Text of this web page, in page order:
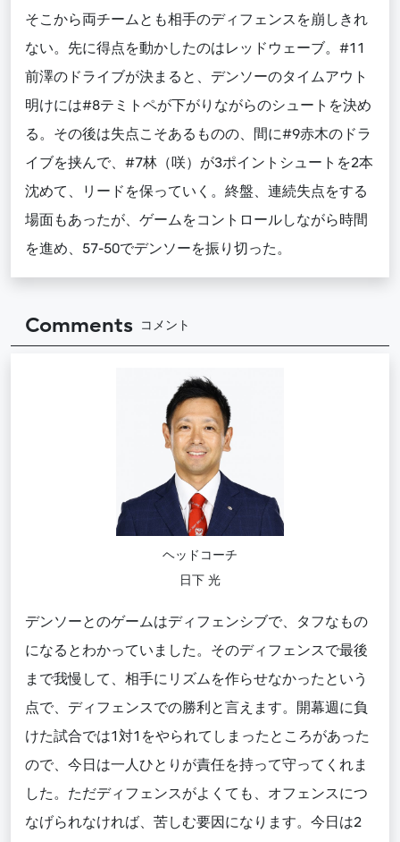
そこから両チームとも相手のディフェンスを崩しきれ
ない。先に得点を動かしたのはレッドウェーブ。#11
前澤のドライブが決まると、デンソーのタイムアウト
明けには#8テミトペが下がりながらのシュートを決め
る。その後は失点こそあるものの、間に#9赤木のドラ
イブを挟んで、#7林（咲）が3ポイントシュートを2本
沈めて、リードを保っていく。終盤、連続失点をする
場面もあったが、ゲームをコントロールしながら時間
を進め、57-50でデンソーを振り切った。
Comments コメント
ヘッドコーチ
日下 光
デンソーとのゲームはディフェンシブで、タフなもの
になるとわかっていました。そのディフェンスで最後
まで我慢して、相手にリズムを作らせなかったという
点で、ディフェンスでの勝利と言えます。開幕週に負
けた試合では1対1をやられてしまったところがあった
ので、今日は一人ひとりが責任を持って守ってくれま
した。ただディフェンスがよくても、オフェンスにつ
なげられなければ、苦しむ要因になります。今日は2